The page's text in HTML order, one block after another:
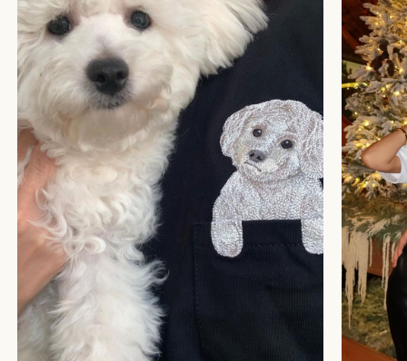
БОЛЬШЕ ОТЗЫВОВ
СТУДИЯ ВЫШИВКИ.
ПРЕМИАЛЬНЫЕ ВЕЩИ С ВЫШИВКОЙ ЖИВОТНЫХ,
СОЗДАННЫЕ СПЕЦИАЛЬНО ДЛЯ ВАС.
КАТАЛОГ
АФРИКА
ОБЕЗЬЯНЫ
СОБАКИ
ПОДАРОЧНЫЙ СЕРТИФИКАТ